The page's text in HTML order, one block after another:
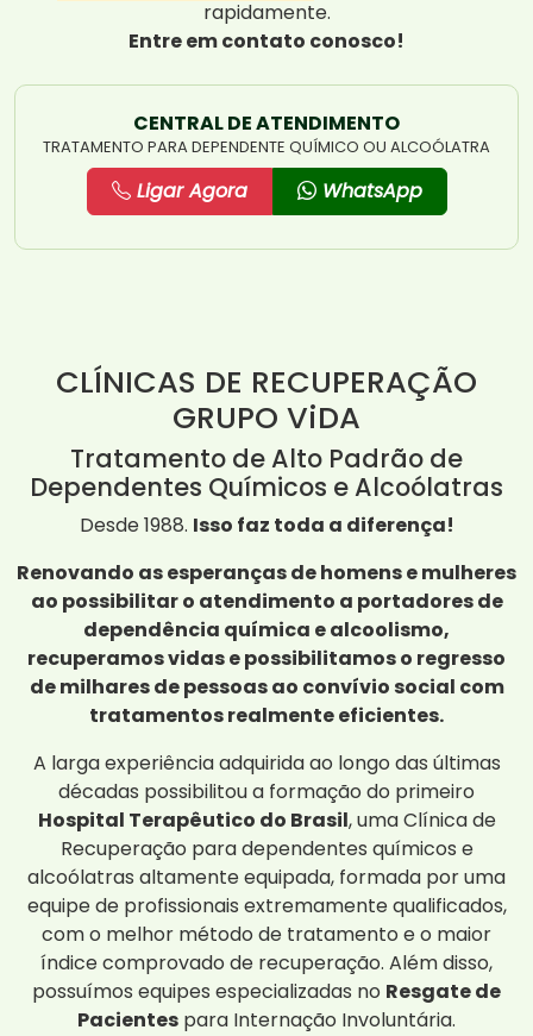
rapidamente.
Entre em contato conosco!
CENTRAL DE ATENDIMENTO
TRATAMENTO PARA DEPENDENTE QUÍMICO OU ALCOÓLATRA
Ligar Agora WhatsApp
CLÍNICAS DE RECUPERAÇÃO
GRUPO ViDA
Tratamento de Alto Padrão de
Dependentes Químicos e Alcoólatras
Desde 1988. Isso faz toda a diferença!
Renovando as esperanças de homens e mulheres
ao possibilitar o atendimento a portadores de
dependência química e alcoolismo,
recuperamos vidas e possibilitamos o regresso
de milhares de pessoas ao convívio social com
tratamentos realmente eficientes.
A larga experiência adquirida ao longo das últimas
décadas possibilitou a formação do primeiro
Hospital Terapêutico do Brasil, uma Clínica de
Recuperação para dependentes químicos e
alcoólatras altamente equipada, formada por uma
equipe de profissionais extremamente qualificados,
com o melhor método de tratamento e o maior
índice comprovado de recuperação. Além disso,
possuímos equipes especializadas no Resgate de
Pacientes para Internação Involuntária.